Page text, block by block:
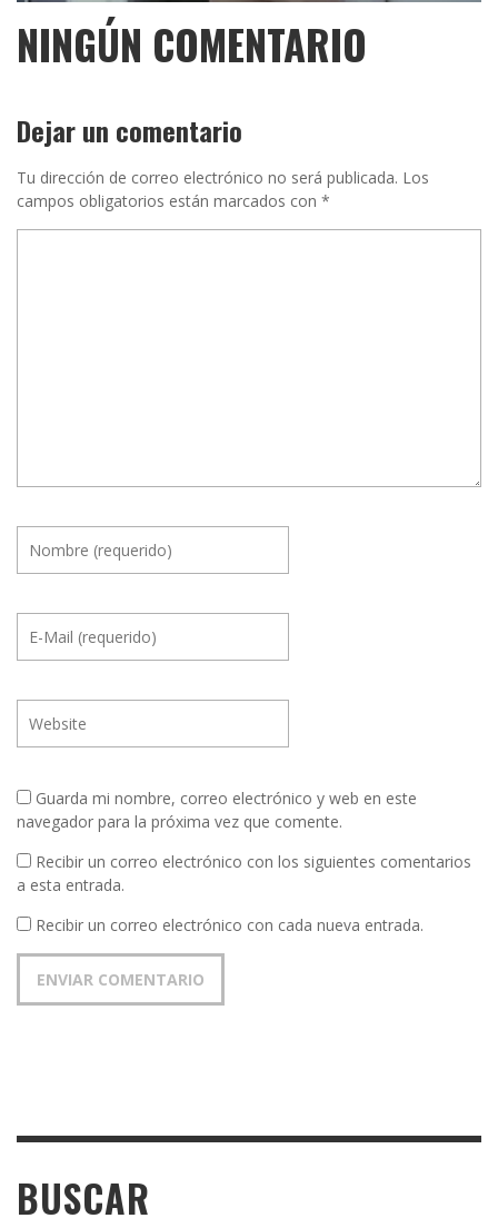
NINGÚN COMENTARIO
Dejar un comentario
Tu dirección de correo electrónico no será publicada. Los
campos obligatorios están marcados con *
Guarda mi nombre, correo electrónico y web en este
navegador para la próxima vez que comente.
Recibir un correo electrónico con los siguientes comentarios
a esta entrada.
Recibir un correo electrónico con cada nueva entrada.
BUSCAR